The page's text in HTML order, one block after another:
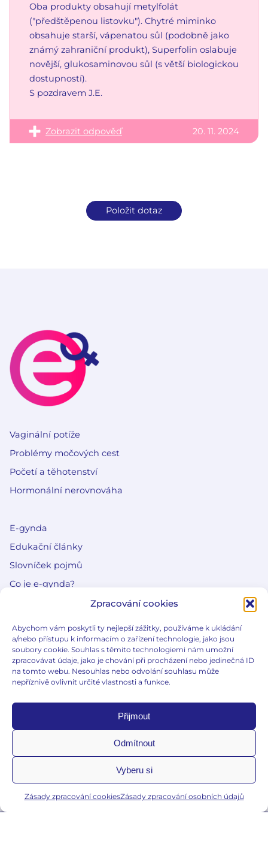
Zpracování cookies
Abychom vám poskytli ty nejlepší zážitky, používáme k ukládání
a/nebo přístupu k informacím o zařízení technologie, jako jsou
soubory cookie. Souhlas s těmito technologiemi nám umožní
zpracovávat údaje, jako je chování při procházení nebo jedinečná ID
na tomto webu. Nesouhlas nebo odvolání souhlasu může
nepříznivě ovlivnit určité vlastnosti a funkce.
Přijmout
Odmítnout
Vyberu si
Zásady zpracování cookiesZásady zpracování osobních údajů
Oba produkty obsahují metylfolát
("předštěpenou listovku"). Chytré miminko
obsahuje starší, vápenatou sůl (podobně jako
známý zahraniční produkt), Superfolin oslabuje
novější, glukosaminovou sůl (s větší biologickou
dostupností).
S pozdravem J.E.
Zobrazit odpověď 20. 11. 2024
Položit dotaz
Vaginální potíže
Problémy močových cest
Početí a těhotenství
Hormonální nerovnováha
E-gynda
Edukační články
Slovníček pojmů
Co je e-gynda?
Důležité informace
Zásady zpracování osobních údajů
jiri.emmer@egynda.cz